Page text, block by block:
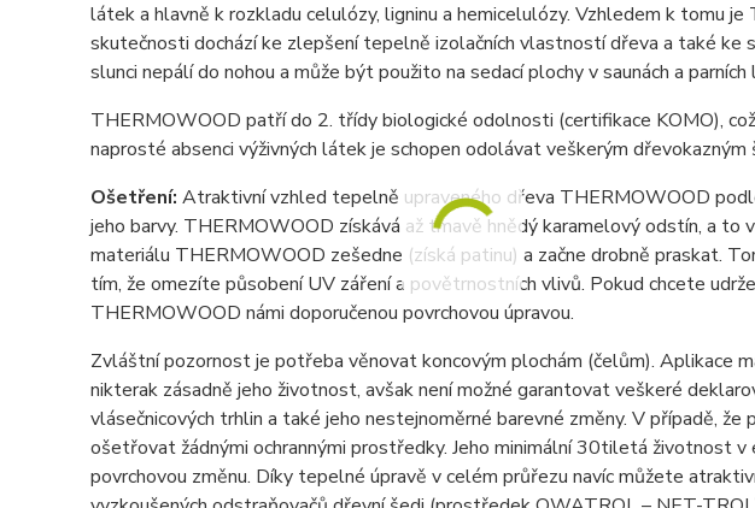
látek a hlavně k rozkladu celulózy, ligninu a hemicelulózy. Vzhledem k tomu
skutečnosti dochází ke zlepšení tepelně izolačních vlastností dřeva a také ke
slunci nepálí do nohou a může být použito na sedací plochy v saunách a parních
THERMOWOOD patří do 2. třídy biologické odolnosti (certifikace KOMO),
naprosté absenci výživných látek je schopen odolávat veškerým dřevokazným
Ošetření: Atraktivní vzhled tepelně upraveného dřeva THERMOWOOD
jeho barvy. THERMOWOOD získává až tmavě hnědý karamelový odstín, a
materiálu THERMOWOOD zešedne (získá patinu) a začne drobně praskat.
tím, že omezíte působení UV záření a povětrnostních vlivů. Pokud chcete
THERMOWOOD námi doporučenou povrchovou úpravou.
Zvláštní pozornost je potřeba věnovat koncovým plochám (čelům). Aplikace
nikterak zásadně jeho životnost, avšak není možné garantovat veškeré
vlásečnicových trhlin a také jeho nestejnoměrné barevné změny. V případě,
ošetřovat žádnými ochrannými prostředky. Jeho minimální 30tiletá životnost v
povrchovou změnu. Díky tepelné úpravě v celém průřezu navíc můžete